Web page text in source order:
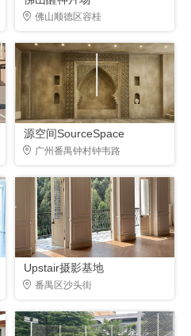
佛山顺德区容桂
源空间SourceSpace
广州番禺钟村钟韦路
Upstair摄影基地
番禺区沙头街